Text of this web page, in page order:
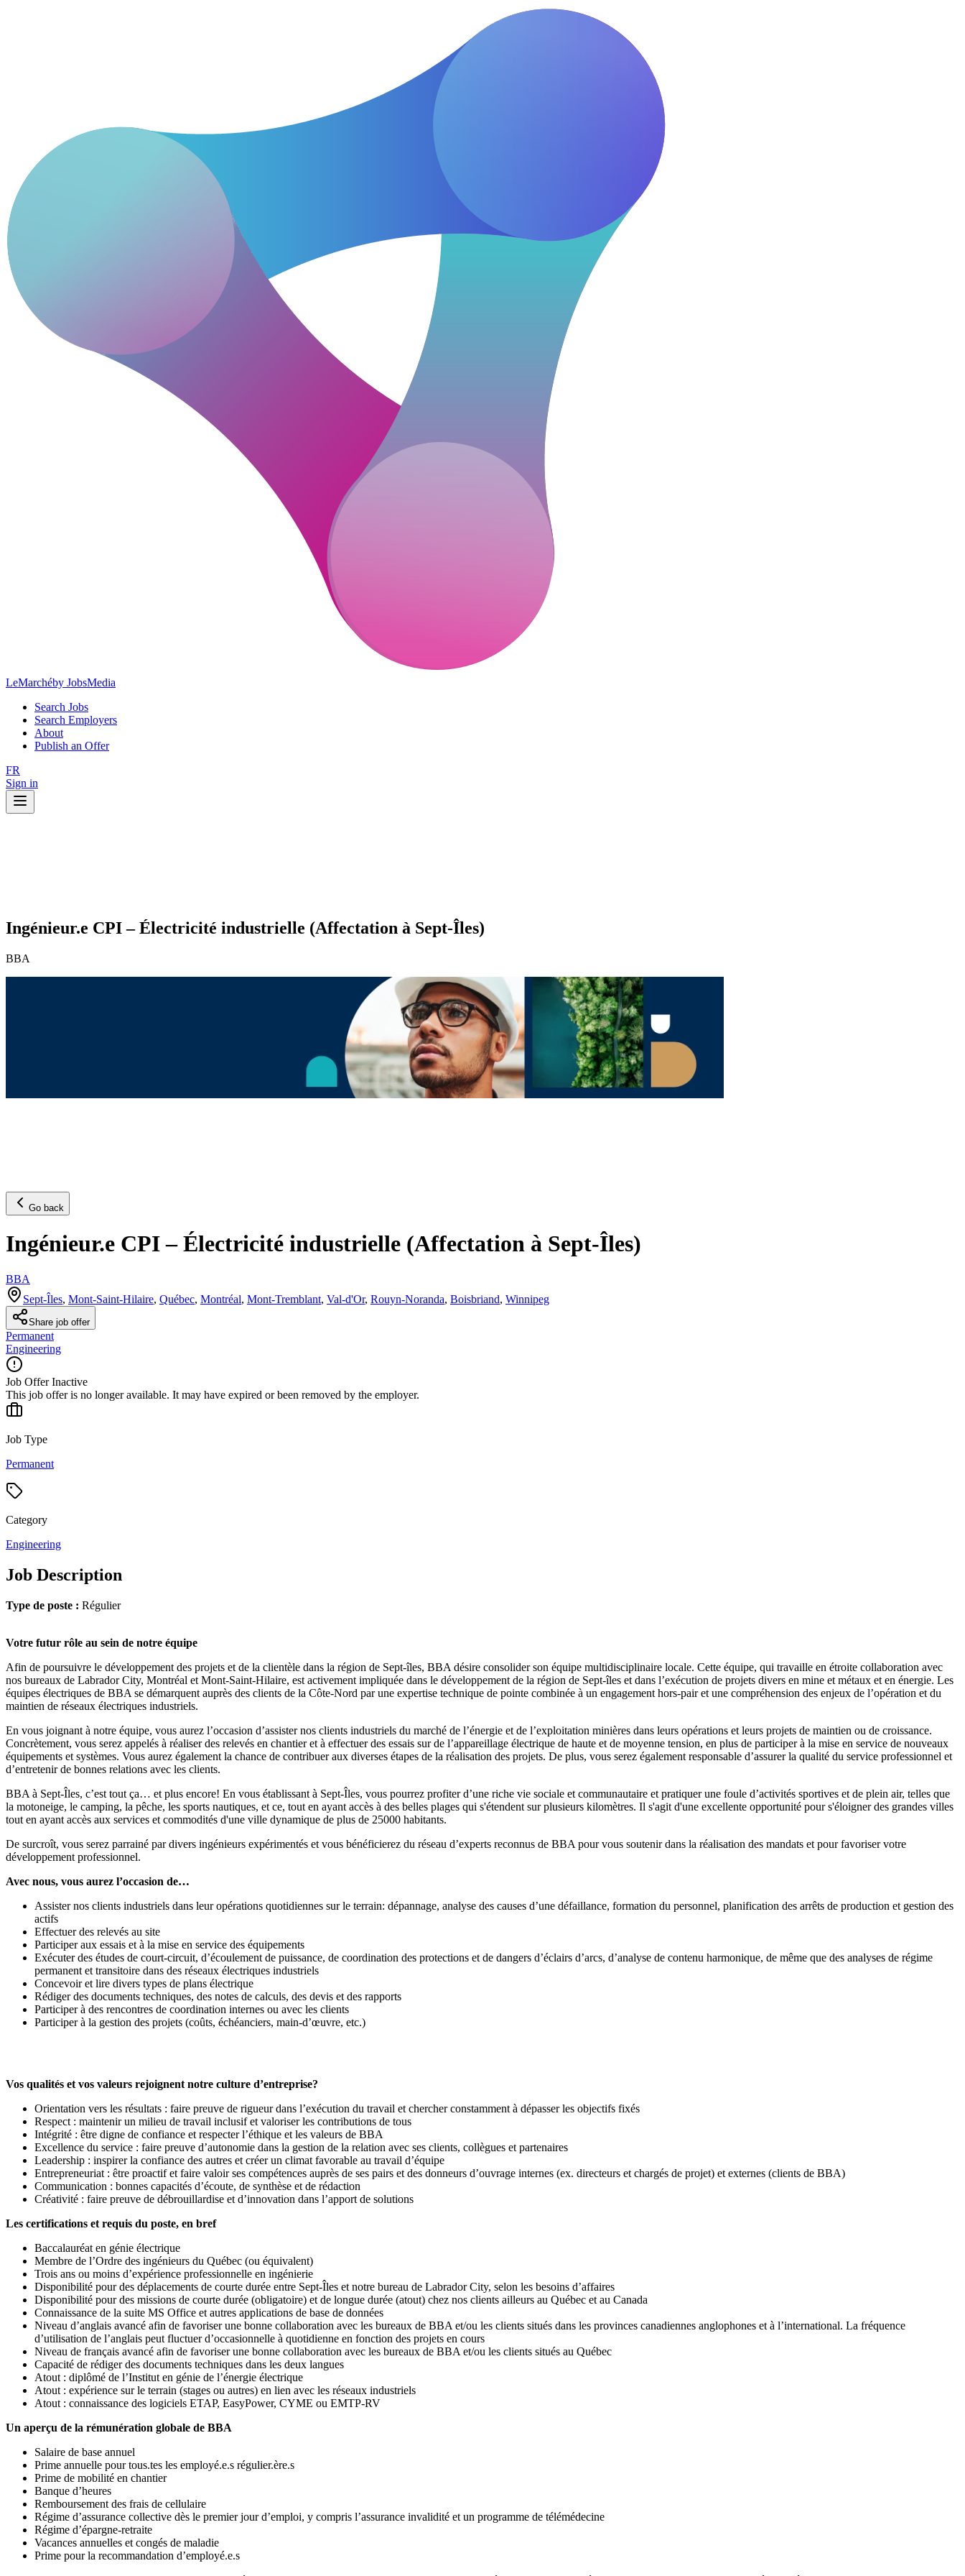
LeMarchéby JobsMedia
Search Jobs
Search Employers
About
Publish an Offer
FR
Sign in
Ingénieur.e CPI – Électricité industrielle (Affectation à Sept-Îles)
BBA
Go back
Ingénieur.e CPI – Électricité industrielle (Affectation à Sept-Îles)
BBA
Sept-Îles, Mont-Saint-Hilaire, Québec, Montréal, Mont-Tremblant, Val-d'Or, Rouyn-Noranda, Boisbriand, Winnipeg
Share job offer
Permanent
Engineering
Job Offer Inactive
This job offer is no longer available. It may have expired or been removed by the employer.
Job Type
Permanent
Category
Engineering
Job Description
Type de poste : Régulier
Votre futur rôle au sein de notre équipe
Afin de poursuivre le développement des projets et de la clientèle dans la région de Sept-îles, BBA désire consolider son équipe multidisciplinaire locale. Cette équipe, qui travaille en étroite collaboration avec
nos bureaux de Labrador City, Montréal et Mont-Saint-Hilaire, est activement impliquée dans le développement de la région de Sept-îles et dans l’exécution de projets divers en mine et métaux et en énergie. Les
équipes électriques de BBA se démarquent auprès des clients de la Côte-Nord par une expertise technique de pointe combinée à un engagement hors-pair et une compréhension des enjeux de l’opération et du
maintien de réseaux électriques industriels.
En vous joignant à notre équipe, vous aurez l’occasion d’assister nos clients industriels du marché de l’énergie et de l’exploitation minières dans leurs opérations et leurs projets de maintien ou de croissance.
Concrètement, vous serez appelés à réaliser des relevés en chantier et à effectuer des essais sur de l’appareillage électrique de haute et de moyenne tension, en plus de participer à la mise en service de nouveaux
équipements et systèmes. Vous aurez également la chance de contribuer aux diverses étapes de la réalisation des projets. De plus, vous serez également responsable d’assurer la qualité du service professionnel et
d’entretenir de bonnes relations avec les clients.
BBA à Sept-Îles, c’est tout ça… et plus encore! En vous établissant à Sept-Îles, vous pourrez profiter d’une riche vie sociale et communautaire et pratiquer une foule d’activités sportives et de plein air, telles que
la motoneige, le camping, la pêche, les sports nautiques, et ce, tout en ayant accès à des belles plages qui s'étendent sur plusieurs kilomètres. Il s'agit d'une excellente opportunité pour s'éloigner des grandes villes
tout en ayant accès aux services et commodités d'une ville dynamique de plus de 25000 habitants.
De surcroît, vous serez parrainé par divers ingénieurs expérimentés et vous bénéficierez du réseau d’experts reconnus de BBA pour vous soutenir dans la réalisation des mandats et pour favoriser votre
développement professionnel.
Avec nous, vous aurez l’occasion de…
Assister nos clients industriels dans leur opérations quotidiennes sur le terrain: dépannage, analyse des causes d’une défaillance, formation du personnel, planification des arrêts de production et gestion des
actifs
Effectuer des relevés au site
Participer aux essais et à la mise en service des équipements
Exécuter des études de court-circuit, d’écoulement de puissance, de coordination des protections et de dangers d’éclairs d’arcs, d’analyse de contenu harmonique, de même que des analyses de régime
permanent et transitoire dans des réseaux électriques industriels
Concevoir et lire divers types de plans électrique
Rédiger des documents techniques, des notes de calculs, des devis et des rapports
Participer à des rencontres de coordination internes ou avec les clients
Participer à la gestion des projets (coûts, échéanciers, main-d’œuvre, etc.)
Vos qualités et vos valeurs rejoignent notre culture d’entreprise?
Orientation vers les résultats : faire preuve de rigueur dans l’exécution du travail et chercher constamment à dépasser les objectifs fixés
Respect : maintenir un milieu de travail inclusif et valoriser les contributions de tous
Intégrité : être digne de confiance et respecter l’éthique et les valeurs de BBA
Excellence du service : faire preuve d’autonomie dans la gestion de la relation avec ses clients, collègues et partenaires
Leadership : inspirer la confiance des autres et créer un climat favorable au travail d’équipe
Entrepreneuriat : être proactif et faire valoir ses compétences auprès de ses pairs et des donneurs d’ouvrage internes (ex. directeurs et chargés de projet) et externes (clients de BBA)
Communication : bonnes capacités d’écoute, de synthèse et de rédaction
Créativité : faire preuve de débrouillardise et d’innovation dans l’apport de solutions
Les certifications et requis du poste, en bref
Baccalauréat en génie électrique
Membre de l’Ordre des ingénieurs du Québec (ou équivalent)
Trois ans ou moins d’expérience professionnelle en ingénierie
Disponibilité pour des déplacements de courte durée entre Sept-Îles et notre bureau de Labrador City, selon les besoins d’affaires
Disponibilité pour des missions de courte durée (obligatoire) et de longue durée (atout) chez nos clients ailleurs au Québec et au Canada
Connaissance de la suite MS Office et autres applications de base de données
Niveau d’anglais avancé afin de favoriser une bonne collaboration avec les bureaux de BBA et/ou les clients situés dans les provinces canadiennes anglophones et à l’international. La fréquence
d’utilisation de l’anglais peut fluctuer d’occasionnelle à quotidienne en fonction des projets en cours
Niveau de français avancé afin de favoriser une bonne collaboration avec les bureaux de BBA et/ou les clients situés au Québec
Capacité de rédiger des documents techniques dans les deux langues
Atout : diplômé de l’Institut en génie de l’énergie électrique
Atout : expérience sur le terrain (stages ou autres) en lien avec les réseaux industriels
Atout : connaissance des logiciels ETAP, EasyPower, CYME ou EMTP-RV
Un aperçu de la rémunération globale de BBA
Salaire de base annuel
Prime annuelle pour tous.tes les employé.e.s régulier.ère.s
Prime de mobilité en chantier
Banque d’heures
Remboursement des frais de cellulaire
Régime d’assurance collective dès le premier jour d’emploi, y compris l’assurance invalidité et un programme de télémédecine
Régime d’épargne-retraite
Vacances annuelles et congés de maladie
Prime pour la recommandation d’employé.e.s